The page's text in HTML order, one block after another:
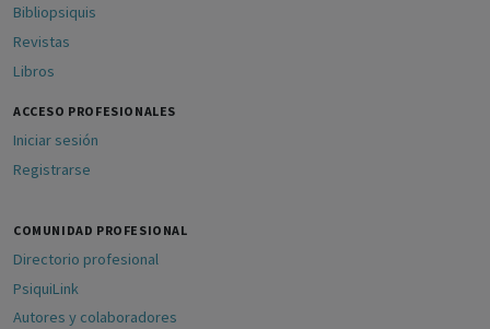
Bibliopsiquis
Revistas
Libros
ACCESO PROFESIONALES
Iniciar sesión
Registrarse
COMUNIDAD PROFESIONAL
Directorio profesional
PsiquiLink
Autores y colaboradores